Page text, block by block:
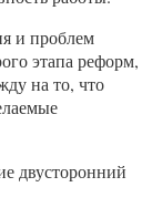
и проблем
этапа реформ,
на то, что
двусторонний